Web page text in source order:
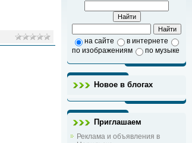
на сайте
в интернете
по изображениям
по музыке
Новое в блогах
Приглашаем
Реклама и объявления в